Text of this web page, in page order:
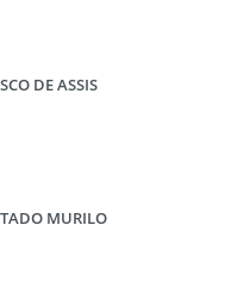
DE ASSIS
MURILO